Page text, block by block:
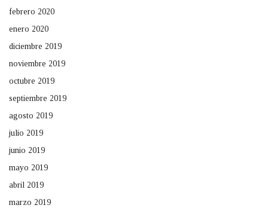
febrero 2020
enero 2020
diciembre 2019
noviembre 2019
octubre 2019
septiembre 2019
agosto 2019
julio 2019
junio 2019
mayo 2019
abril 2019
marzo 2019